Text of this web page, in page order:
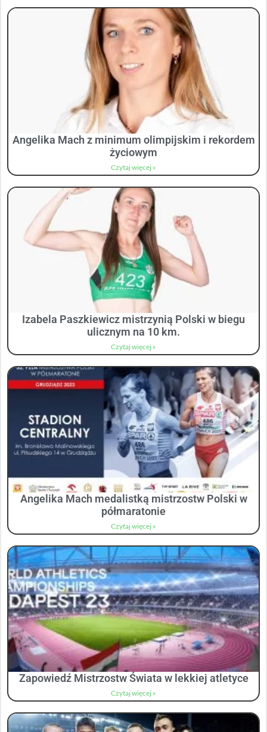
Angelika Mach z minimum olimpijskim i rekordem
życiowym
Czytaj więcej »
Izabela Paszkiewicz mistrzynią Polski w biegu
ulicznym na 10 km.
Czytaj więcej »
Angelika Mach medalistką mistrzostw Polski w
półmaratonie
Czytaj więcej »
Zapowiedź Mistrzostw Świata w lekkiej atletyce
Czytaj więcej »